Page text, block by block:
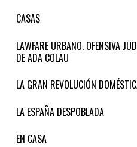
CASAS
LAWFARE URBANO. OFENSIVA
DE ADA COLAU
LA GRAN REVOLUCIÓN
LA ESPAÑA DESPOBLADA
EN CASA